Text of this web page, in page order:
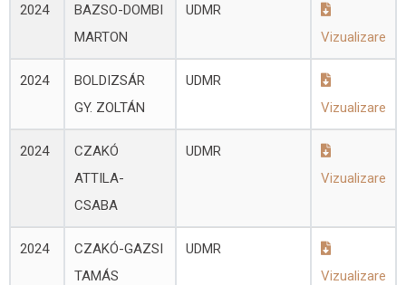
2024
BAZSO-DOMBI
MARTON
UDMR
Vizualizare
2024
BOLDIZSÁR
GY. ZOLTÁN
UDMR
Vizualizare
2024
CZAKÓ
ATTILA-
CSABA
UDMR
Vizualizare
2024
CZAKÓ-GAZSI
TAMÁS
UDMR
Vizualizare